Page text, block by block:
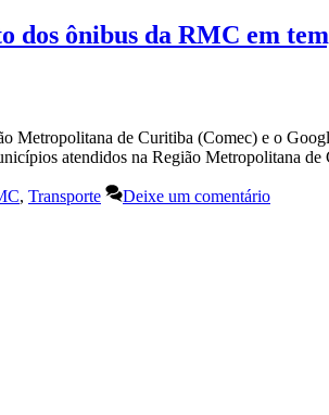
dos ônibus da RMC em
Metropolitana de Curitiba (Comec) e o
atendidos na Região Metropolitana
, Transporte Deixe um comentário